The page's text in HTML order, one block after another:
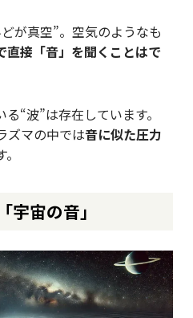
が真空”。空気のようなも
直接「音」を聞くことはで
“波”は存在しています。
ズマの中では音に似た圧力
宇宙の音」